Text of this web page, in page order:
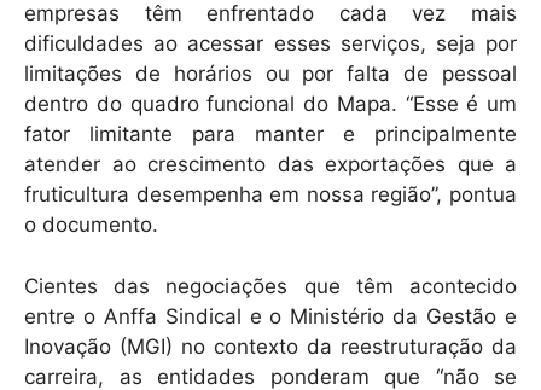
empresas têm enfrentado cada vez mais
dificuldades ao acessar esses serviços, seja por
limitações de horários ou por falta de pessoal
dentro do quadro funcional do Mapa. “Esse é um
fator limitante para manter e principalmente
atender ao crescimento das exportações que a
fruticultura desempenha em nossa região”, pontua
o documento.
Cientes das negociações que têm acontecido
entre o Anffa Sindical e o Ministério da Gestão e
Inovação (MGI) no contexto da reestruturação da
carreira, as entidades ponderam que “não se